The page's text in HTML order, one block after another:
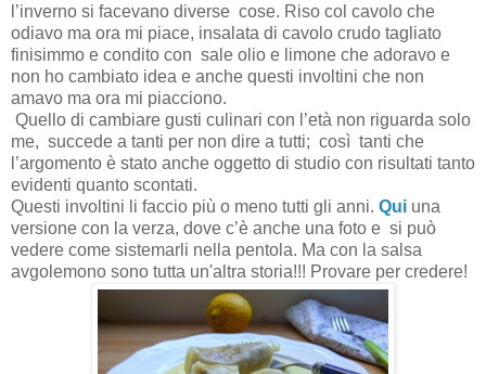
l’inverno si facevano diverse cose. Riso col cavolo che
odiavo ma ora mi piace, insalata di cavolo crudo tagliato
finisimmo e condito con sale olio e limone che adoravo e
non ho cambiato idea e anche questi involtini che non
amavo ma ora mi piacciono.
Quello di cambiare gusti culinari con l’età non riguarda solo
me, succede a tanti per non dire a tutti; così tanti che
l’argomento è stato anche oggetto di studio con risultati tanto
evidenti quanto scontati.
Questi involtini li faccio più o meno tutti gli anni. Qui una
versione con la verza, dove c’è anche una foto e si può
vedere come sistemarli nella pentola. Ma con la salsa
avgolemono sono tutta un'altra storia!!! Provare per credere!